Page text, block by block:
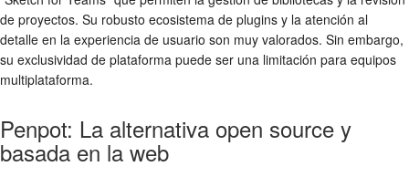
de proyectos. Su robusto ecosistema de plugins y la atención al
detalle en la experiencia de usuario son muy valorados. Sin embargo,
su exclusividad de plataforma puede ser una limitación para equipos
multiplataforma.
Penpot: La alternativa open source y
basada en la web